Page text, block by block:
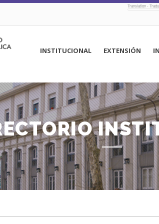
Translation -
principal
INSTITUCIONAL EXTENSIÓN